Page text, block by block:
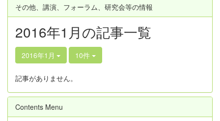
その他、講演、フォーラム、研究会等の情報
2016年1月の記事一覧
2016年1月 10件
記事がありません。
Contents Menu